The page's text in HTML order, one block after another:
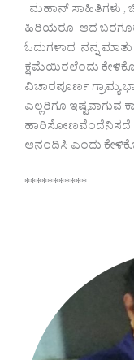
ಮಹಾನ್ ಸಾಹಿತಿಗಳು ,
ಹಿರಿಯರೂ ಆದ
ಓದುಗಳಾದ ನನ್ನ
ಕ್ಷಮೆಯಿರಲೆಂದು
ವಿಚಾರಪೂರ್ಣ ಗ್ರಾಮ್ಯ
ಎಲ್ಲರಿಗೂ ಇಷ್ಟವಾಗುವ
ಹಾರಿಸೋಣವೆಂದೆನಿಸದೆ .
ಆನಂದಿಸಿ ಎಂದು
***********